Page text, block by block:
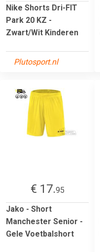
Nike Shorts Dri-FIT
Park 20 KZ -
Zwart/Wit Kinderen
Plutosport.nl
€ 17.95
Jako - Short
Manchester Senior -
Gele Voetbalshort